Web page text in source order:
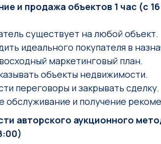
и продажа объектов 1 час (с
существует на любой объект.
идеального покупателя в
маркетинговый план.
объекты недвижимости.
переговоры и закрывать сделку.
обслуживание и получение
авторского аукционного